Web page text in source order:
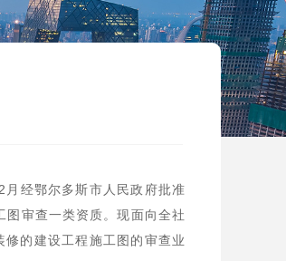
经鄂尔多斯市人民政府批准
审查一类资质。现面向全社
的建设工程施工图的审查业